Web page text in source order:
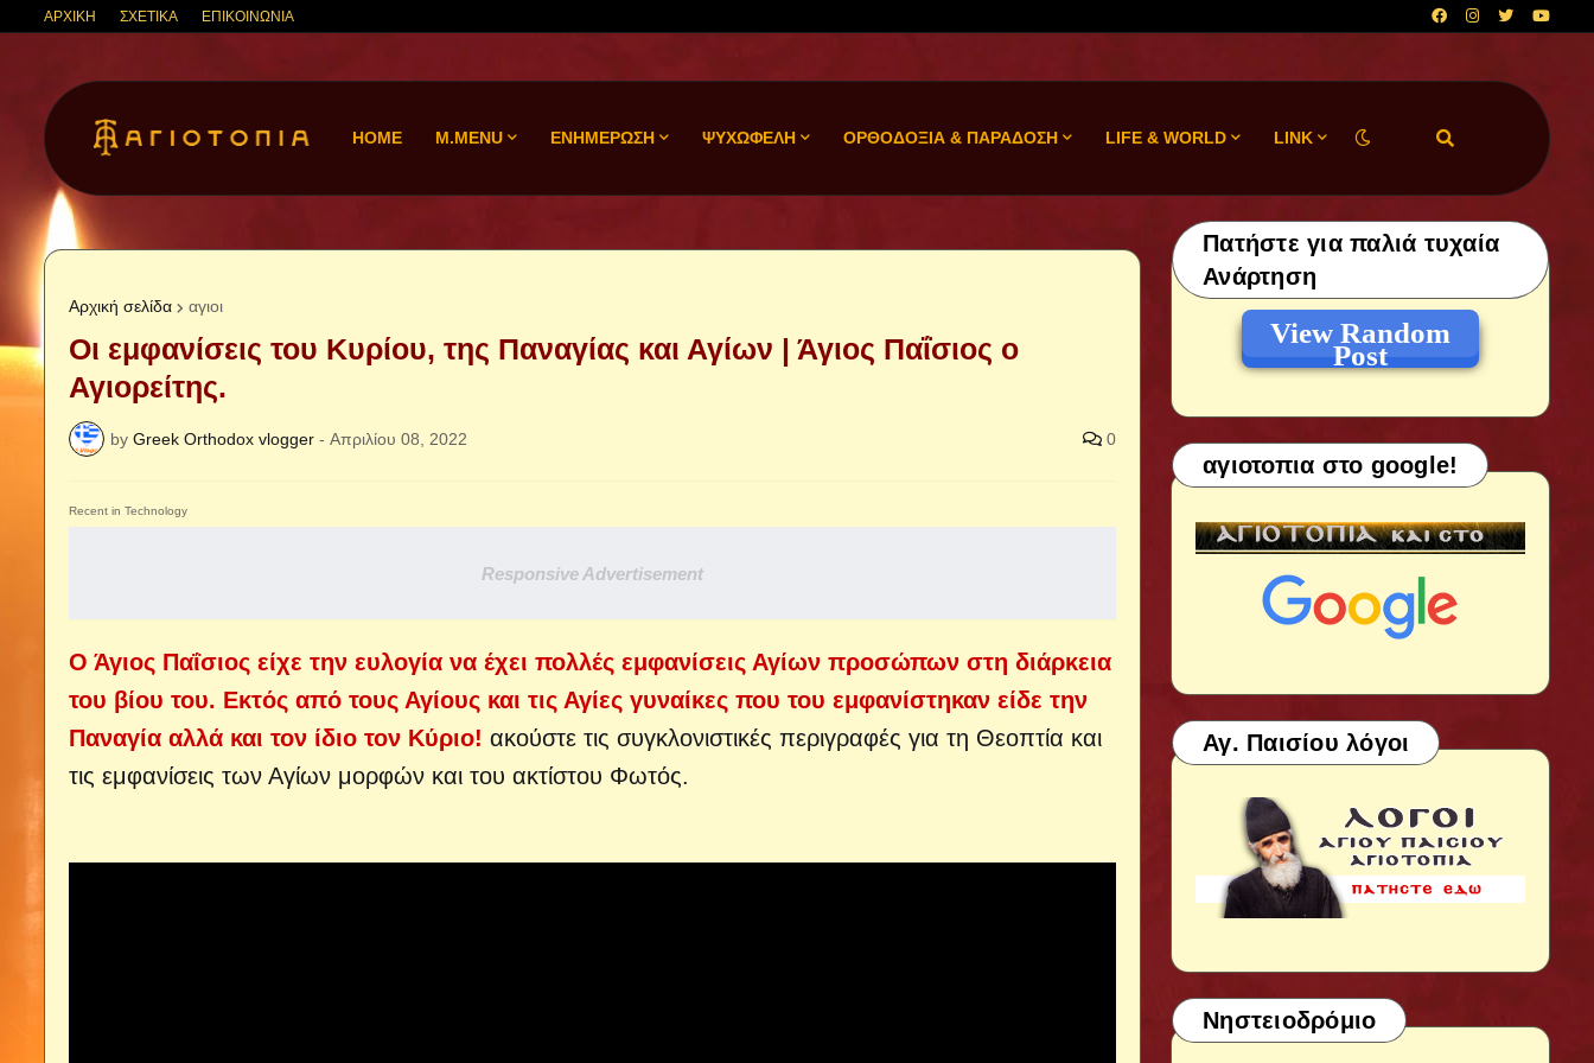
ΑΡΧΙΚΗ ΣΧΕΤΙΚΑ ΕΠΙΚΟΙΝΩΝΙΑ
HOME M.MENU ΕΝΗΜΕΡΩΣΗ ΨΥΧΩΦΕΛΗ ΟΡΘΟΔΟΞΙΑ & ΠΑΡΑΔΟΣΗ LIFE & WORLD LINK
Αρχική σελίδα αγιοι
Οι εμφανίσεις του Κυρίου, της Παναγίας και Αγίων | Άγιος Παΐσιος ο
Αγιορείτης.
by Greek Orthodox vlogger - Απριλίου 08, 2022 0
Recent in Technology
Responsive Advertisement
Ο Άγιος Παΐσιος είχε την ευλογία να έχει πολλές εμφανίσεις Αγίων προσώπων στη διάρκεια
του βίου του. Εκτός από τους Αγίους και τις Αγίες γυναίκες που του εμφανίστηκαν είδε την
Παναγία αλλά και τον ίδιο τον Κύριο! ακούστε τις συγκλονιστικές περιγραφές για τη Θεοπτία και
τις εμφανίσεις των Αγίων μορφών και του ακτίστου Φωτός.
Πατήστε για παλιά τυχαία
Ανάρτηση
View Random
Post
αγιοτοπια στο google!
Αγ. Παισίου λόγοι
Νηστειοδρόμιο